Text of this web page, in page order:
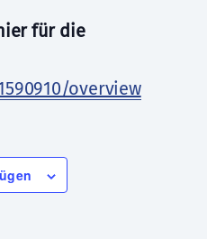
für die
overview